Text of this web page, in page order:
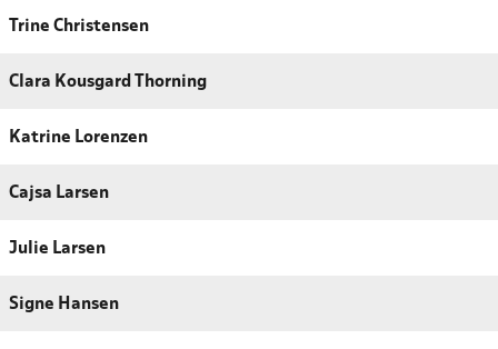
Trine Christensen
Clara Kousgard Thorning
Katrine Lorenzen
Cajsa Larsen
Julie Larsen
Signe Hansen